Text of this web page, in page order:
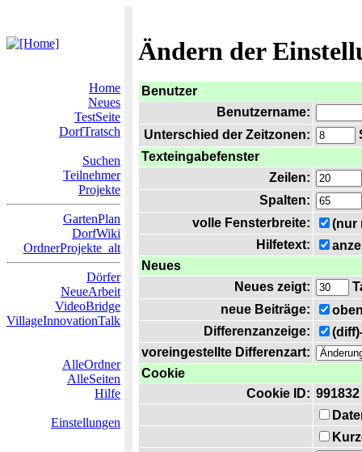
Ändern der
Home
Neues
TestSeite
DorfTratsch
Suchen
Teilnehmer
Projekte
GartenPlan
DorfWiki
OrdnerProjekte_alt
Dörfer
NeueArbeit
VideoBridge
VillageInnovationTalk
AlleOrdner
AlleSeiten
Hilfe
Einstellungen
Benutzer
Benutzername:
Unterschied der Zeitzonen:
Texteingabefenster
Zeilen:
Spalten:
volle Fensterbreite:
(nur
Hilfetext:
Neues
Neues zeigt:
neue Beiträge:
Differenzanzeige:
voreingestellte Differenzart:
Cookie
Cookie ID: 991832